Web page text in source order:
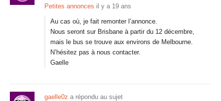
Petites annonces il y a 19 ans
Au cas où, je fait remonter l’annonce.
Nous seront sur Brisbane à partir du 12 décembre,
mais le bus se trouve aux environs de Melbourne.
N’hésitez pas à nous contacter.
Gaelle
gaelle0z a répondu au sujet